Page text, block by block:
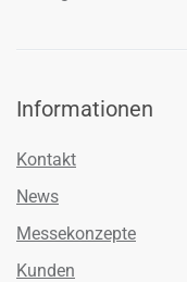
Informationen
Kontakt
News
Messekonzepte
Kunden